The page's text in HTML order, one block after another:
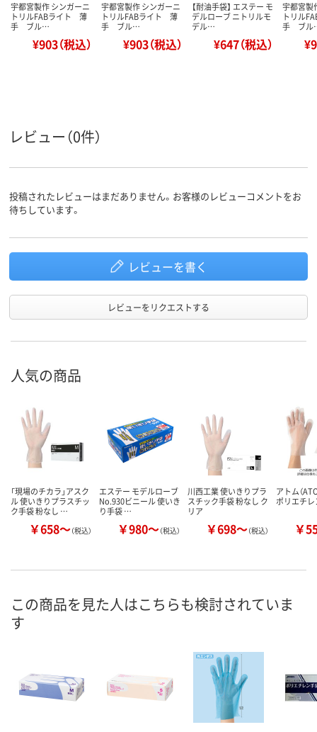
宇都宮製作 シンガーニ
トリルFABライト 薄
手 ブル…
¥903（税込）
宇都宮製作 シンガーニ
トリルFABライト 薄
手 ブル…
¥903（税込）
【耐油手袋】 エステー モ
デルローブ ニトリルモ
デル…
¥647（税込）
宇都宮製
トリル
手 ブ
レビュー（0件）
投稿されたレビューはまだありません。お客様のレビューコメントをお
待ちしています。
レビューを書く
レビューをリクエストする
人気の商品
「現場のチカラ」アスク
ル 使いきりプラスチッ
ク手袋 粉なし …
￥658～（税込）
エステー モデルローブ
No.930ビニール 使いき
り手袋 …
￥980～（税込）
川西工業 使いきりプラ
スチック手袋 粉なし ク
リア
￥698～（税込）
アトム（
ポリエチレ
￥
この商品を見た人はこちらも検討されていま
す